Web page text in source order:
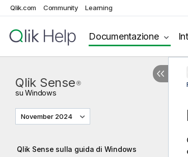
Qlik.com Community Learning
Documentazione
Qlik Sense ®
suWindows
November 2024
Qlik Sense sulla guida di Windows